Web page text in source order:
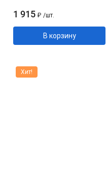
1 915 ₽ /шт.
В корзину
Хит!